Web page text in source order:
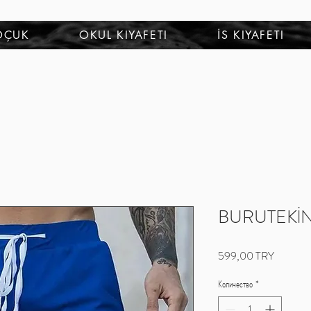
OKUL KIYAFETI İS KIYAFETI
599,00 TRYЦена
Количество *